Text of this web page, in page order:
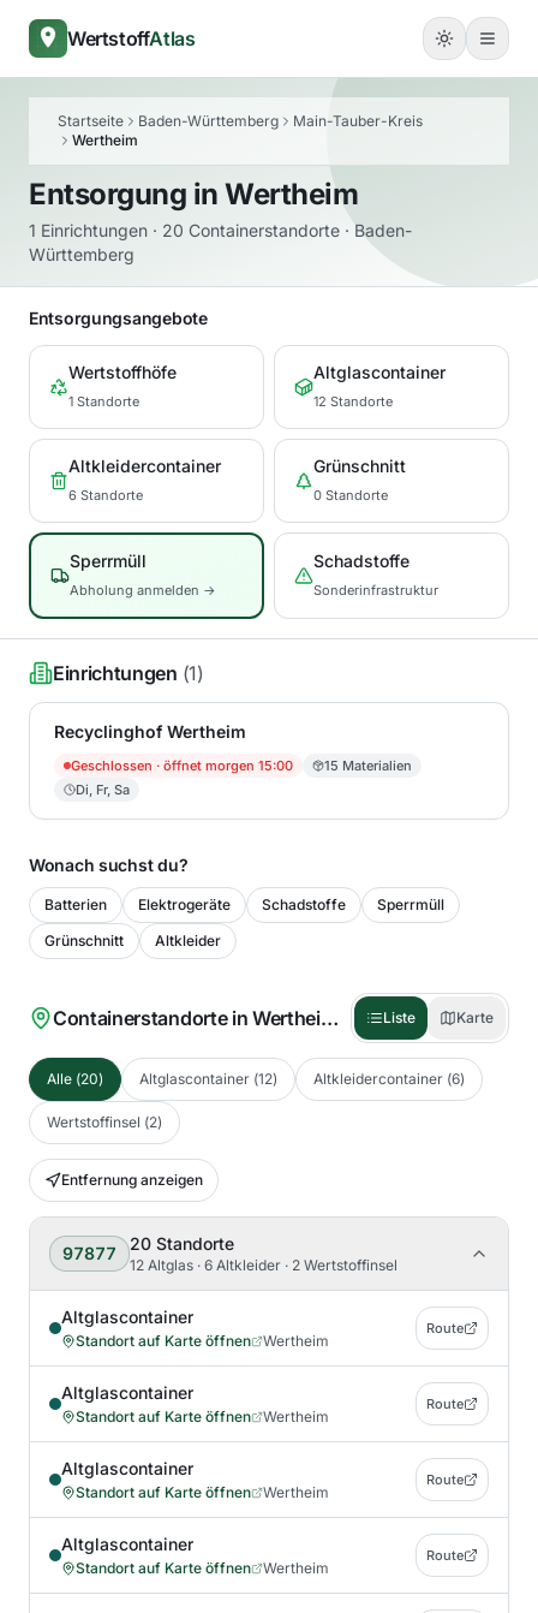
WertstoffAtlas
Startseite Baden-Württemberg
Main-Tauber-Kreis
Wertheim
Entsorgung inWertheim
1 Einrichtungen · 20 Containerstandorte · Baden-
Württemberg
Entsorgungsangebote
Wertstoffhöfe
1 Standorte
Altglascontainer
12 Standorte
Altkleidercontainer
6 Standorte
Grünschnitt
0 Standorte
Sperrmüll
Abholung anmelden →
Schadstoffe
Sonderinfrastruktur
Einrichtungen (1)
Recyclinghof Wertheim
Geschlossen · öffnet morgen 15:00 15 Materialien
Di, Fr, Sa
Wonach suchst du?
Batterien Elektrogeräte Schadstoffe
Sperrmüll
Grünschnitt
Altkleider
Containerstandorte in Wertheim 20) Liste Karte
Alle (20) Altglascontainer (12) Altkleidercontainer (6)
Wertstoffinsel (2)
Entfernung anzeigen
97877 20 Standorte
12 Altglas · 6 Altkleider · 2 Wertstoffinsel
Altglascontainer
Standort auf Karte öffnen Wertheim
Route
Altglascontainer
Standort auf Karte öffnen Wertheim
Route
Altglascontainer
Standort auf Karte öffnen Wertheim
Route
Altglascontainer
Standort auf Karte öffnen Wertheim
Route